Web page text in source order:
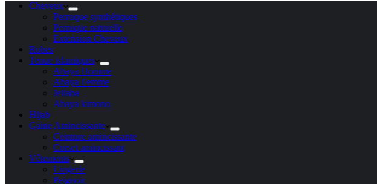
Cheveux
Perruque synthétiques
Perruque naturelle
Extension Cheveux
Robes
Tenue islamiques
Abaya Homme
Abaya Femme
Jellaba
Abaya kimono
Hijab
Gaine Amincissante
Ceinture amincissante
Corset amincissant
Vêtements
Lingerie
Peignoir